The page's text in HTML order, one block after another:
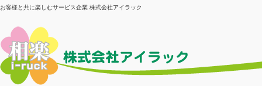
お客様と共に楽しむサービス企業 株式会社アイラック